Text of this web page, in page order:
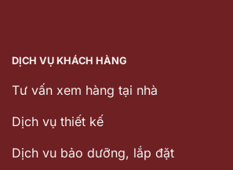
DỊCH VỤ KHÁCH HÀNG
Tư vấn xem hàng tại nhà
Dịch vụ thiết kế
Dịch vu bảo dưỡng, lắp đặt